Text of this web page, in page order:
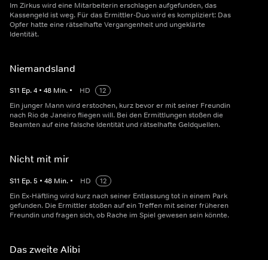
Im Zirkus wird eine Mitarbeiterin erschlagen aufgefunden, das
Kassengeld ist weg. Für das Ermittler-Duo wird es kompliziert: Das
Opfer hatte eine rätselhafte Vergangenheit und ungeklärte
Identität.
Niemandsland
S11 Ep.4 • 48 Min. • HD
12
Ein junger Mann wird erstochen, kurz bevor er mit seiner Freundin
nach Rio de Janeiro fliegen will. Bei den Ermittlungen stoßen die
Beamten auf eine falsche Identität und rätselhafte Geldquellen.
Nicht mit mir
S11 Ep.5 • 48 Min. • HD
12
Ein Ex-Häftling wird kurz nach seiner Entlassung tot in einem Park
gefunden. Die Ermittler stoßen auf ein Treffen mit seiner früheren
Freundin und fragen sich, ob Rache im Spiel gewesen sein könnte.
Das zweite Alibi